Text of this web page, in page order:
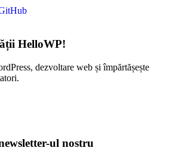
HelloWP!
dezvoltare web și împărtășește
ul nostru